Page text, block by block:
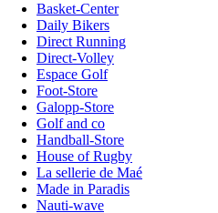
Basket-Center
Daily Bikers
Direct Running
Direct-Volley
Espace Golf
Foot-Store
Galopp-Store
Golf and co
Handball-Store
House of Rugby
La sellerie de Maé
Made in Paradis
Nauti-wave